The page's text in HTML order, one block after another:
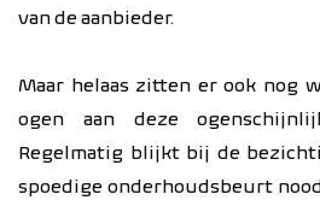
van de aanbieder.
Maar helaas zitten er ook nog
ogen aan deze
Regelmatig blijkt bij de
spoedige onderhoudsbeurt